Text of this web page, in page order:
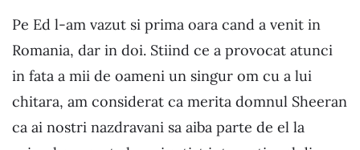
Pe Ed l-am vazut si prima oara cand a venit in
Romania, dar in doi. Stiind ce a provocat atunci
in fata a mii de oameni un singur om cu a lui
chitara, am considerat ca merita domnul Sheeran
ca ai nostri nazdravani sa aiba parte de el la